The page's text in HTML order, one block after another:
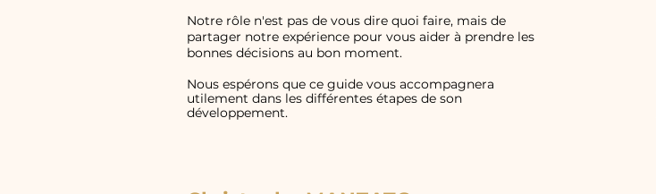
Notre rôle n'est pas de vous dire quoi faire, mais de
partager notre expérience pour vous aider à prendre les
bonnes décisions au bon moment.
Nous espérons que ce guide vous accompagnera
utilement dans les différentes étapes de son
développement.